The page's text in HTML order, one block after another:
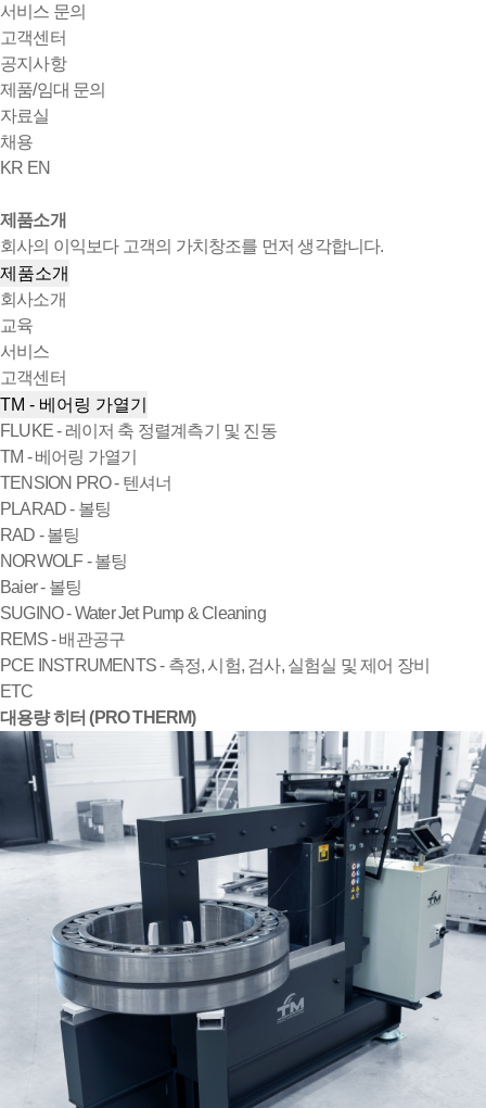
서비스 문의
고객센터
공지사항
제품/임대 문의
자료실
채용
KR EN
제품소개
회사의 이익보다 고객의 가치창조를 먼저 생각합니다.
제품소개
회사소개
교육
서비스
고객센터
TM - 베어링 가열기
FLUKE - 레이저 축 정렬계측기 및 진동
TM - 베어링 가열기
TENSION PRO - 텐셔너
PLARAD - 볼팅
RAD - 볼팅
NORWOLF - 볼팅
Baier - 볼팅
SUGINO - Water Jet Pump & Cleaning
REMS - 배관공구
PCE INSTRUMENTS - 측정, 시험, 검사, 실험실 및 제어 장비
ETC
대용량 히터 (PRO THERM)